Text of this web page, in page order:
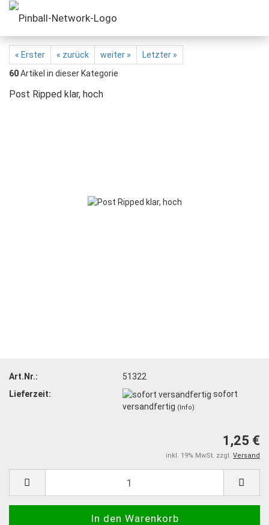
« Erster « zurück weiter »
Letzter »
60Artikel in dieser Kategorie
Post Ripped klar, hoch
Art.Nr.:
51322
Lieferzeit:
sofort
versandfertig (Info)
1,25 €
inkl. 19% MwSt. zzgl. Versand